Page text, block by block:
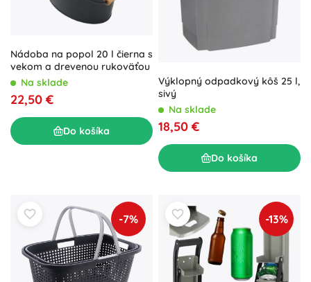
Nádoba na popol 20 l čierna s
vekom a drevenou rukoväťou
Na sklade
22,50 €
Do košíka
Výklopný odpadkový kôš 25 l,
sivý
Na sklade
18,50 €
Do košíka
-7% -13%